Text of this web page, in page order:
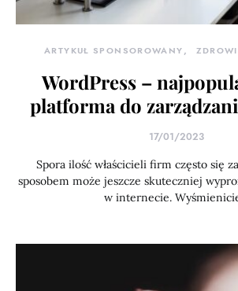
ARTYKUŁ SPONSOROWANY
WordPress –
platforma do
17/01/2023
Spora ilość właścicieli firm często się
sposobem może jeszcze skuteczniej
w internecie.